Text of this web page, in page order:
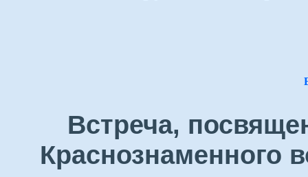
Встреча,
Краснознаменного